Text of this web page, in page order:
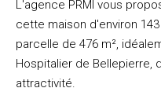
L'agence PRMI vous
cette maison d'environ
parcelle de 476 m²,
Hospitalier de Bellepierre,
attractivité.